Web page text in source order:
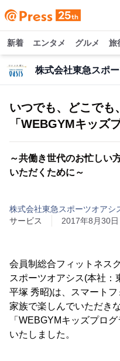
新着 エンタメ グルメ 旅
株式会社東急スポ
いつでも、どこでも
「WEBGYMキッズ
～共働き世代のお忙しい
いただくために～
株式会社東急スポーツオアシ
サービス
2017年8月30
会員制総合フィットネス
スポーツオアシス(本社：
平塚 秀昭)は、スマート
家族で楽しんでいただき
「WEBGYMキッズプロ
いたしました。